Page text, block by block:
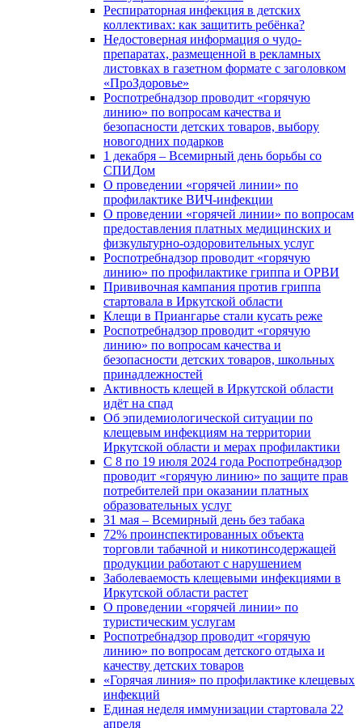
Респираторная инфекция в детских
коллективах: как защитить ребёнка?
Недостоверная информация о чудо-
препаратах, размещенной в рекламных
листовках в газетном формате с заголовком
«ПроЗдоровье»
Роспотребнадзор проводит «горячую
линию» по вопросам качества и
безопасности детских товаров, выбору
новогодних подарков
1 декабря – Всемирный день борьбы со
СПИДом
О проведении «горячей линии» по
профилактике ВИЧ-инфекции
О проведении «горячей линии» по вопросам
предоставления платных медицинских и
физкультурно-оздоровительных услуг
Роспотребнадзор проводит «горячую
линию» по профилактике гриппа и ОРВИ
Прививочная кампания против гриппа
стартовала в Иркутской области
Клещи в Приангарье стали кусать реже
Роспотребнадзор проводит «горячую
линию» по вопросам качества и
безопасности детских товаров, школьных
принадлежностей
Активность клещей в Иркутской области
идёт на спад
Об эпидемиологической ситуации по
клещевым инфекциям на территории
Иркутской области и мерах профилактики
С 8 по 19 июля 2024 года Роспотребнадзор
проводит «горячую линию» по защите прав
потребителей при оказании платных
образовательных услуг
31 мая – Всемирный день без табака
72% проинспектированных объекта
торговли табачной и никотинсодержащей
продукции работают с нарушением
Заболеваемость клещевыми инфекциями в
Иркутской области растет
О проведении «горячей линии» по
туристическим услугам
Роспотребнадзор проводит «горячую
линию» по вопросам детского отдыха и
качеству детских товаров
«Горячая линия» по профилактике клещевых
инфекций
Единая неделя иммунизации стартовала 22
апреля